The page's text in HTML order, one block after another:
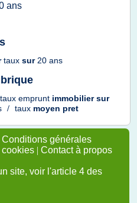
ans
taux sur20 ans
taux emprunt immobiliersur
/ taux moyen pret
Conditions générales
| Contact à propos
site, voir l'article 4 des